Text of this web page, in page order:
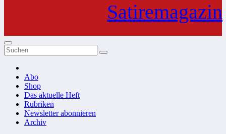
Satiremagazin
Abo
Shop
Das aktuelle Heft
Rubriken
Newsletter abonnieren
Archiv